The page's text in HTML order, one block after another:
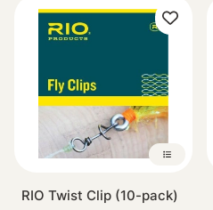
RIO Twist Clip (10-pack)